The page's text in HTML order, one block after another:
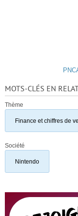
MOTS-CLÉS EN
Thème
Finance et chiffres de
Société
Nintendo